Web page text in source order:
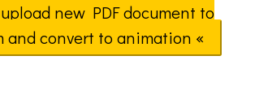
new PDF document to
and convert to animation «